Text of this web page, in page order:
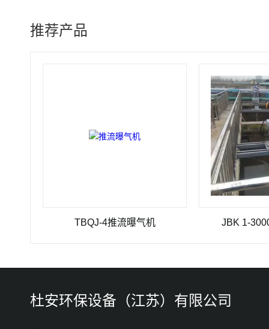
推荐产品
TBQJ-4推流曝气机 JBK 1-3000絮凝
杜安环保设备（江苏）有限公司